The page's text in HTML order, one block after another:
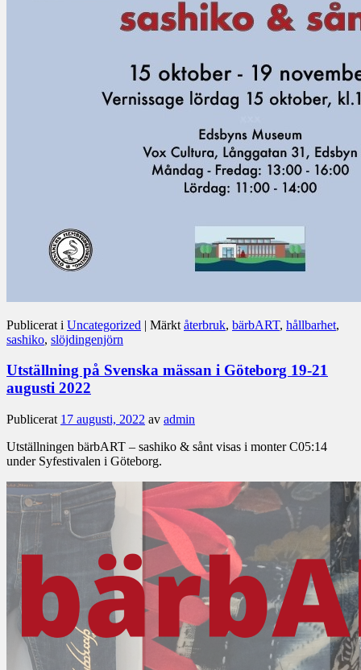
Publicerat i Uncategorized | Märkt återbruk, bärbART, hållbarhet,
sashiko, slöjdingenjörn
Utställning på Svenska mässan i Göteborg 19-21
augusti 2022
Publicerat 17 augusti, 2022 av admin
Utställningen bärbART – sashiko & sånt visas i monter C05:14
under Syfestivalen i Göteborg.